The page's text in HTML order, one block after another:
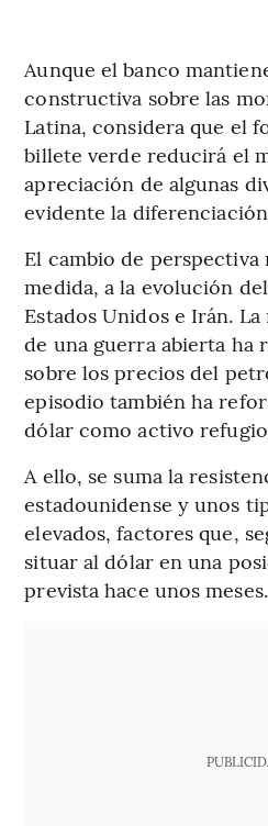
Aunque el banco
constructiva sobre las
Latina, considera que el
billete verde reducirá el
apreciación de algunas
evidente la
El cambio de perspectiva
medida, a la evolución
Estados Unidos e Irán.
de una guerra abierta ha
sobre los precios del
episodio también ha
dólar como activo
A ello, se suma la
estadounidense y unos
elevados, factores que,
situar al dólar en una
prevista hace unos meses.